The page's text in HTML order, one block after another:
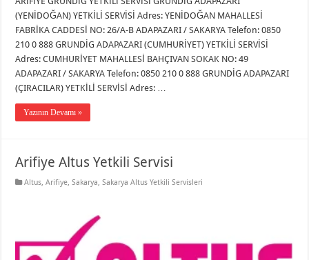
(YENİDOĞAN) YETKİLİ SERVİSİ Adres: YENİDOĞAN MAHALLESİ
FABRİKA CADDESİ NO: 26/A-B ADAPAZARI / SAKARYA Telefon: 0850
210 0 888 GRUNDİG ADAPAZARI (CUMHURİYET) YETKİLİ SERVİSİ
Adres: CUMHURİYET MAHALLESİ BAHÇIVAN SOKAK NO: 49
ADAPAZARI / SAKARYA Telefon: 0850 210 0 888 GRUNDİG ADAPAZARI
(ÇIRACILAR) YETKİLİ SERVİSİ Adres: …
Yazının Devamı »
Arifiye Altus Yetkili Servisi
Altus,Arifiye,Sakarya,Sakarya Altus Yetkili Servisleri